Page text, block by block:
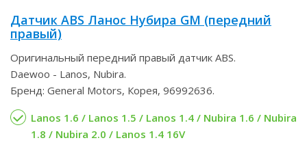
Датчик ABS Ланос Нубира GM (передний
правый)
Оригинальный передний правый датчик ABS.
Daewoo - Lanos, Nubira.
Бренд: General Motors, Корея, 96992636.
Lanos 1.6 / Lanos 1.5 / Lanos 1.4 / Nubira 1.6 / Nubira
1.8 / Nubira 2.0 / Lanos 1.4 16V